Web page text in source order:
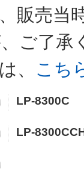
販売当
ご了承
、 こち
LP-8300C
LP-